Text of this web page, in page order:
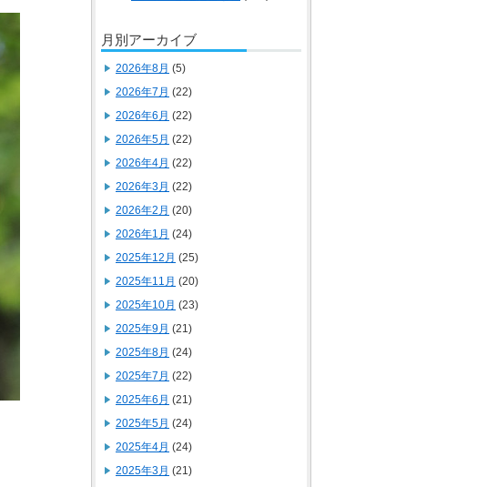
月別アーカイブ
2026年8月 (5)
2026年7月 (22)
2026年6月 (22)
2026年5月 (22)
2026年4月 (22)
2026年3月 (22)
2026年2月 (20)
2026年1月 (24)
2025年12月 (25)
2025年11月 (20)
2025年10月 (23)
2025年9月 (21)
2025年8月 (24)
2025年7月 (22)
2025年6月 (21)
2025年5月 (24)
2025年4月 (24)
2025年3月 (21)